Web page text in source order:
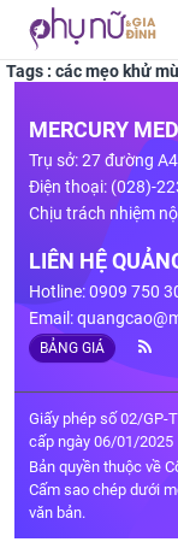
Tags : các mẹo khử
MERCURY
Trụ sở: 27 đường
Điện thoại: (028)-
Chịu trách nhiệm
LIÊN HỆ
Hotline: 0909 750
Email:
BẢNG GIÁ
Giấy phép số 02/GP-
cấp ngày 06/01/2025
Bản quyền thuộc về
Cấm sao chép dưới
văn bản.